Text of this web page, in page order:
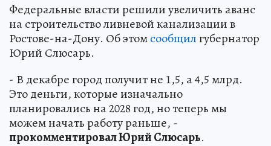
Федеральные власти решили увеличить аванс
на строительство ливневой канализации в
Ростове-на-Дону. Об этомсообщилгубернатор
Юрий Слюсарь.
- В декабре город получит не 1,5, а 4,5 млрд.
Это деньги, которые изначально
планировались на 2028 год, но теперь мы
можем начать работу раньше, -
прокомментировал Юрий Слюсарь.